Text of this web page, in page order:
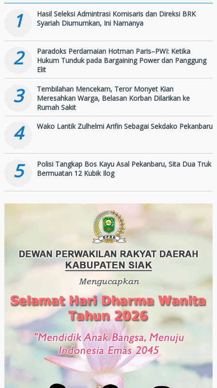
1
Hasil Seleksi Admintrasi Komisaris dan Direksi BRK
Syariah Diumumkan, Ini Namanya
2
Paradoks Perdamaian Hotman Paris–PWI: Ketika
Hukum Tunduk pada Bargaining Power dan Panggung
Elit
3
Tembilahan Mencekam, Teror Monyet Kian
Meresahkan Warga, Belasan Korban Dilarikan ke
Rumah Sakit
4 Wako Lantik Zulhelmi Arifin Sebagai Sekdako Pekanbaru
5
Polisi Tangkap Bos Kayu Asal Pekanbaru, Sita Dua Truk
Bermuatan 12 Kubik Ilog